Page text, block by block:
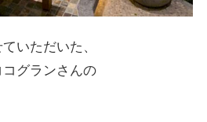
いただいた、
グランさんの